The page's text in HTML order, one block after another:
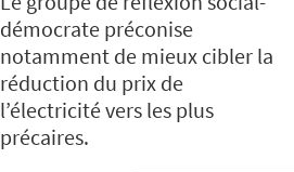
démocrate préconise
notamment de mieux cibler la
réduction du prix de
l’électricité vers les plus
précaires.